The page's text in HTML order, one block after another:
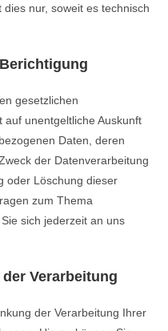
nur, soweit es technisch
gesetzlichen
auf unentgeltliche Auskunft
Daten, deren
der Datenverarbeitung
oder Löschung dieser
zum Thema
sich jederzeit an uns
Verarbeitung
der Verarbeitung Ihrer